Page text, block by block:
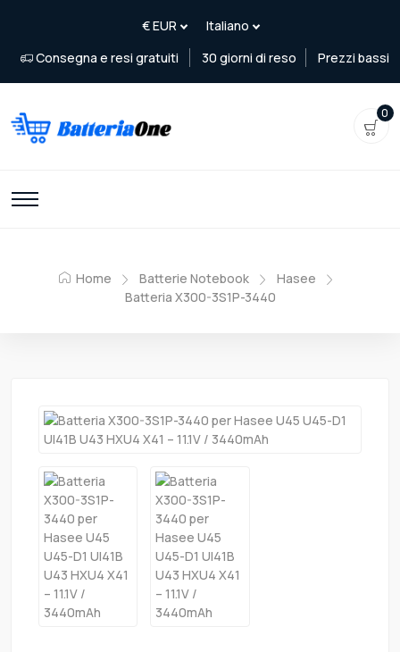
Consegna e resi gratuiti 30 giorni di reso Prezzi bassi
0
Home Batterie Notebook
Hasee
Batteria X300-3S1P-3440